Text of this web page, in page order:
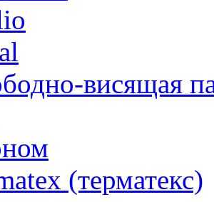
висящая
(терматекс)